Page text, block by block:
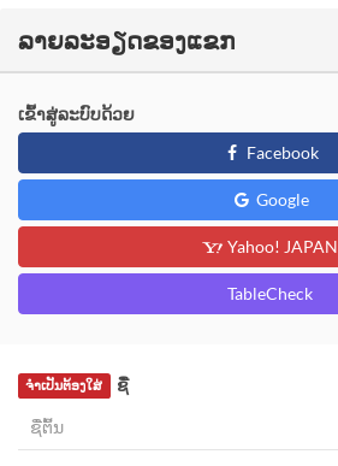
ລາຍລະອຽດຂອງແຂກ
ເຂົ້າສູ່ລະບົບດ້ວຍ
Facebook
Google
Yahoo! JAPAN
TableCheck
ຊື່
ຈຳເປັນຕ້ອງໃສ່